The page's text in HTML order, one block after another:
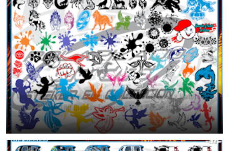
Mega Pack de Stickers Vectoriales para Autos, Motos y Mototaxis |
Más de 100 Diseños Exclusivos para Personalización
July 24, 2026